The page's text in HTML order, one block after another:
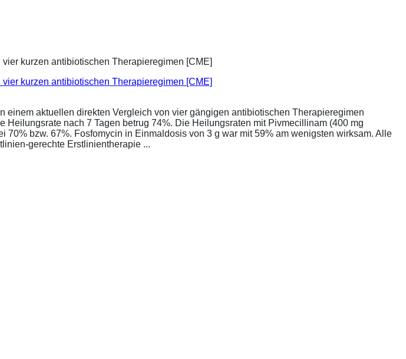
kurzen antibiotischen Therapieregimen [CME]
aktuellen direkten Vergleich von vier gängigen antibiotischen Therapieregimen
nach 7 Tagen betrug 74%. Die Heilungsraten mit Pivmecillinam (400 mg
bzw. 67%. Fosfomycin in Einmaldosis von 3 g war mit 59% am wenigsten wirksam. Alle
gerechte Erstlinientherapie ...